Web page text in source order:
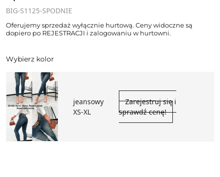
BIG-S1125-SPODNIE
Oferujemy sprzedaż wyłącznie hurtową. Ceny widoczne są
dopiero po REJESTRACJI i zalogowaniu w hurtowni.
Wybierz kolor
jeansowy
XS-XL
Zarejestruj się i
sprawdź cenę!